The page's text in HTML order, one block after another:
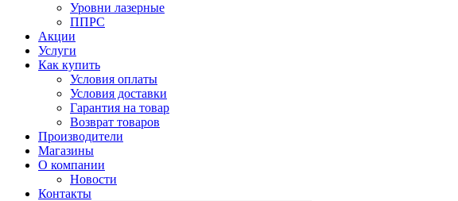
Уровни лазерные
ППРС
Акции
Услуги
Как купить
Условия оплаты
Условия доставки
Гарантия на товар
Возврат товаров
Производители
Магазины
О компании
Новости
Контакты